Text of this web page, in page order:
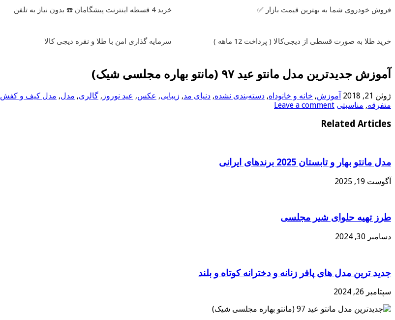
فروش خودروی شما به بهترین قیمت بازار ✅ خرید 4 قسطه اینترنت پیشگامان ☎️ بدون نیاز به تلفن
خرید طلا به صورت قسطی از دیجی‌کالا ( پرداخت 12 ماهه ) سرمایه گذاری امن با طلا و نقره دیجی کالا
آموزش جدیدترین مدل مانتو عید ۹۷ (مانتو بهاره مجلسی شیک)
ژوئن 21, 2018 آموزش, خانه و خانوداه, دسته‌بندی نشده, دنیای مد, زیبایی, عکس, عید نوروز , گالری, مدل, مدل کیف و کفش
متفرقه, مناسبتی Leave a comment
Related Articles
مدل مانتو بهار و تابستان 2025 برندهای ایرانی
آگوست 19, 2025
طرز تهیه حلوای شیر مجلسی
دسامبر 30, 2024
جدید ترین مدل های پافر زنانه و دخترانه کوتاه و بلند
سپتامبر 26, 2024